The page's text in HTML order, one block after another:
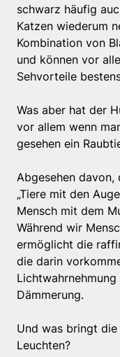
schwarz häufig
Katzen wiederum
Kombination von
und können vor
Sehvorteile
Was aber hat der
vor allem wenn
gesehen ein
Abgesehen
„Tiere mit den
Mensch mit dem
Während wir
ermöglicht die
die darin
Dämmerung.
Und was bringt die
Leuchten?